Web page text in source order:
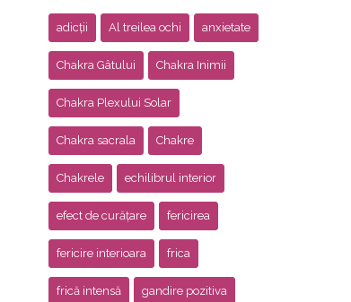
adicții Al treilea ochi anxietate
Chakra Gâtului Chakra Inimii
Chakra Plexului Solar
Chakra sacrala Chakre
Chakrele echilibrul interior
efect de curățare fericirea
fericire interioara frica
frică intensă gandire pozitiva